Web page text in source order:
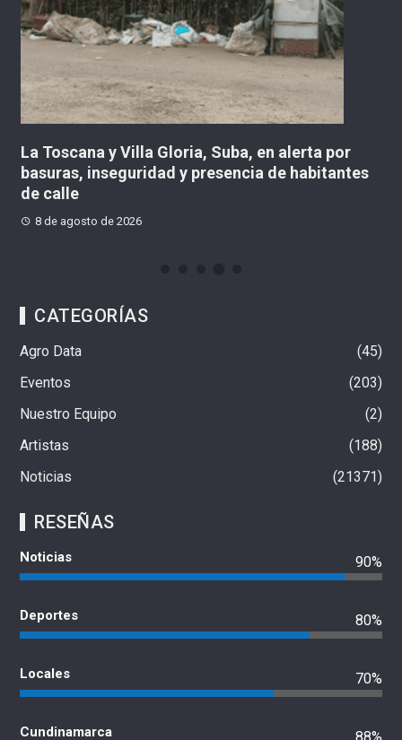
La Toscana y Villa Gloria, Suba, en alerta por
basuras, inseguridad y presencia de habitantes
de calle
8 de agosto de 2026
CATEGORÍAS
Agro Data
45
Eventos
203
Nuestro Equipo
2
Artistas
188
Noticias
21371
RESEÑAS
Noticias 90%
Deportes 80%
Locales 70%
Cundinamarca 88%